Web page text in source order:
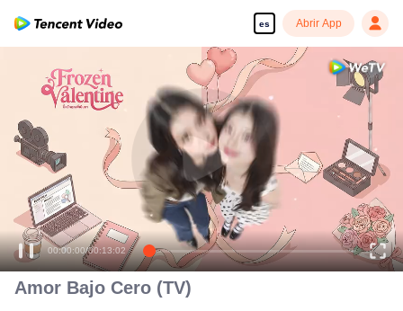
es Abrir App
00:00:00/00:13:02
Amor Bajo Cero (TV)